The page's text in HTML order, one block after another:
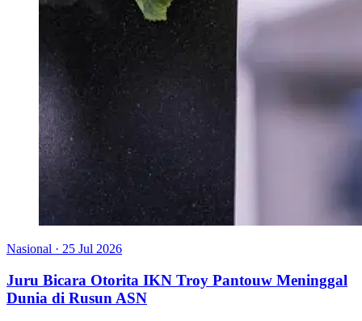
Nasional · 25 Jul 2026
Juru Bicara Otorita IKN Troy Pantouw Meninggal
Dunia di Rusun ASN